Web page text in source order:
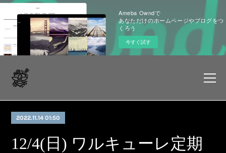
Ameba Owndで
あなただけのホームページやブログをつ
くろう
今すぐ試す
2022.11.14 01:50
12/4(日) ワルキューレ定期